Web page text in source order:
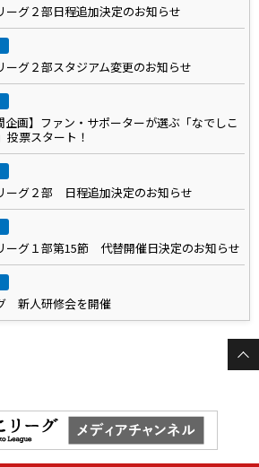
ーグ２部日程追加決定のお知らせ
ーグ２部スタジアム変更のお知らせ
企画】ファン・サポーターが選ぶ「なでしこ
投票スタート！
ーグ２部 日程追加決定のお知らせ
ーグ１部第15節 代替開催日決定のお知らせ
新人研修会を開催